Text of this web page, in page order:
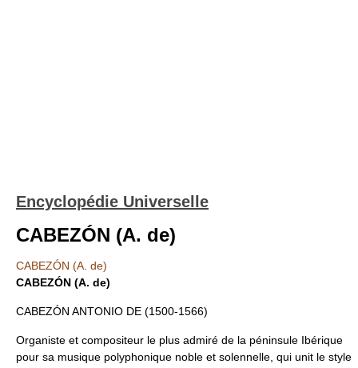
Encyclopédie Universelle
CABEZÓN (A. de)
CABEZÓN (A. de)
CABEZÓN (A. de)
CABEZÓN ANTONIO DE (1500-1566)
Organiste et compositeur le plus admiré de la péninsule Ibérique
pour sa musique polyphonique noble et solennelle, qui unit le style